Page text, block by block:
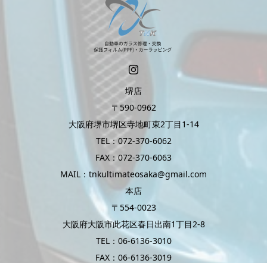
堺店
〒590-0962
大阪府堺市堺区寺地町東2丁目1-14
TEL：072-370-6062
FAX：072-370-6063
MAIL：tnkultimateosaka@gmail.com
本店
〒554-0023
大阪府大阪市此花区春日出南1丁目2-8
TEL：06-6136-3010
FAX：06-6136-3019